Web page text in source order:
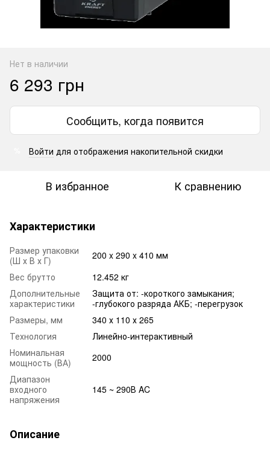
Нет в наличии
6 293 грн
Сообщить, когда появится
Войти для отображения накопительной скидки
В избранное К сравнению
Характеристики
Размер упаковки
(Ш х В х Г)
200 x 290 x 410 мм
Вес брутто
12.452 кг
Дополнительные
характеристики
Защита от: -короткого замыкания;
-глубокого разряда АКБ; -перегрузок
Размеры, мм
340 х 110 х 265
Технология
Линейно-интерактивный
Номинальная
мощность (ВА)
2000
Диапазон
входного
напряжения
145 ~ 290В AC
Описание